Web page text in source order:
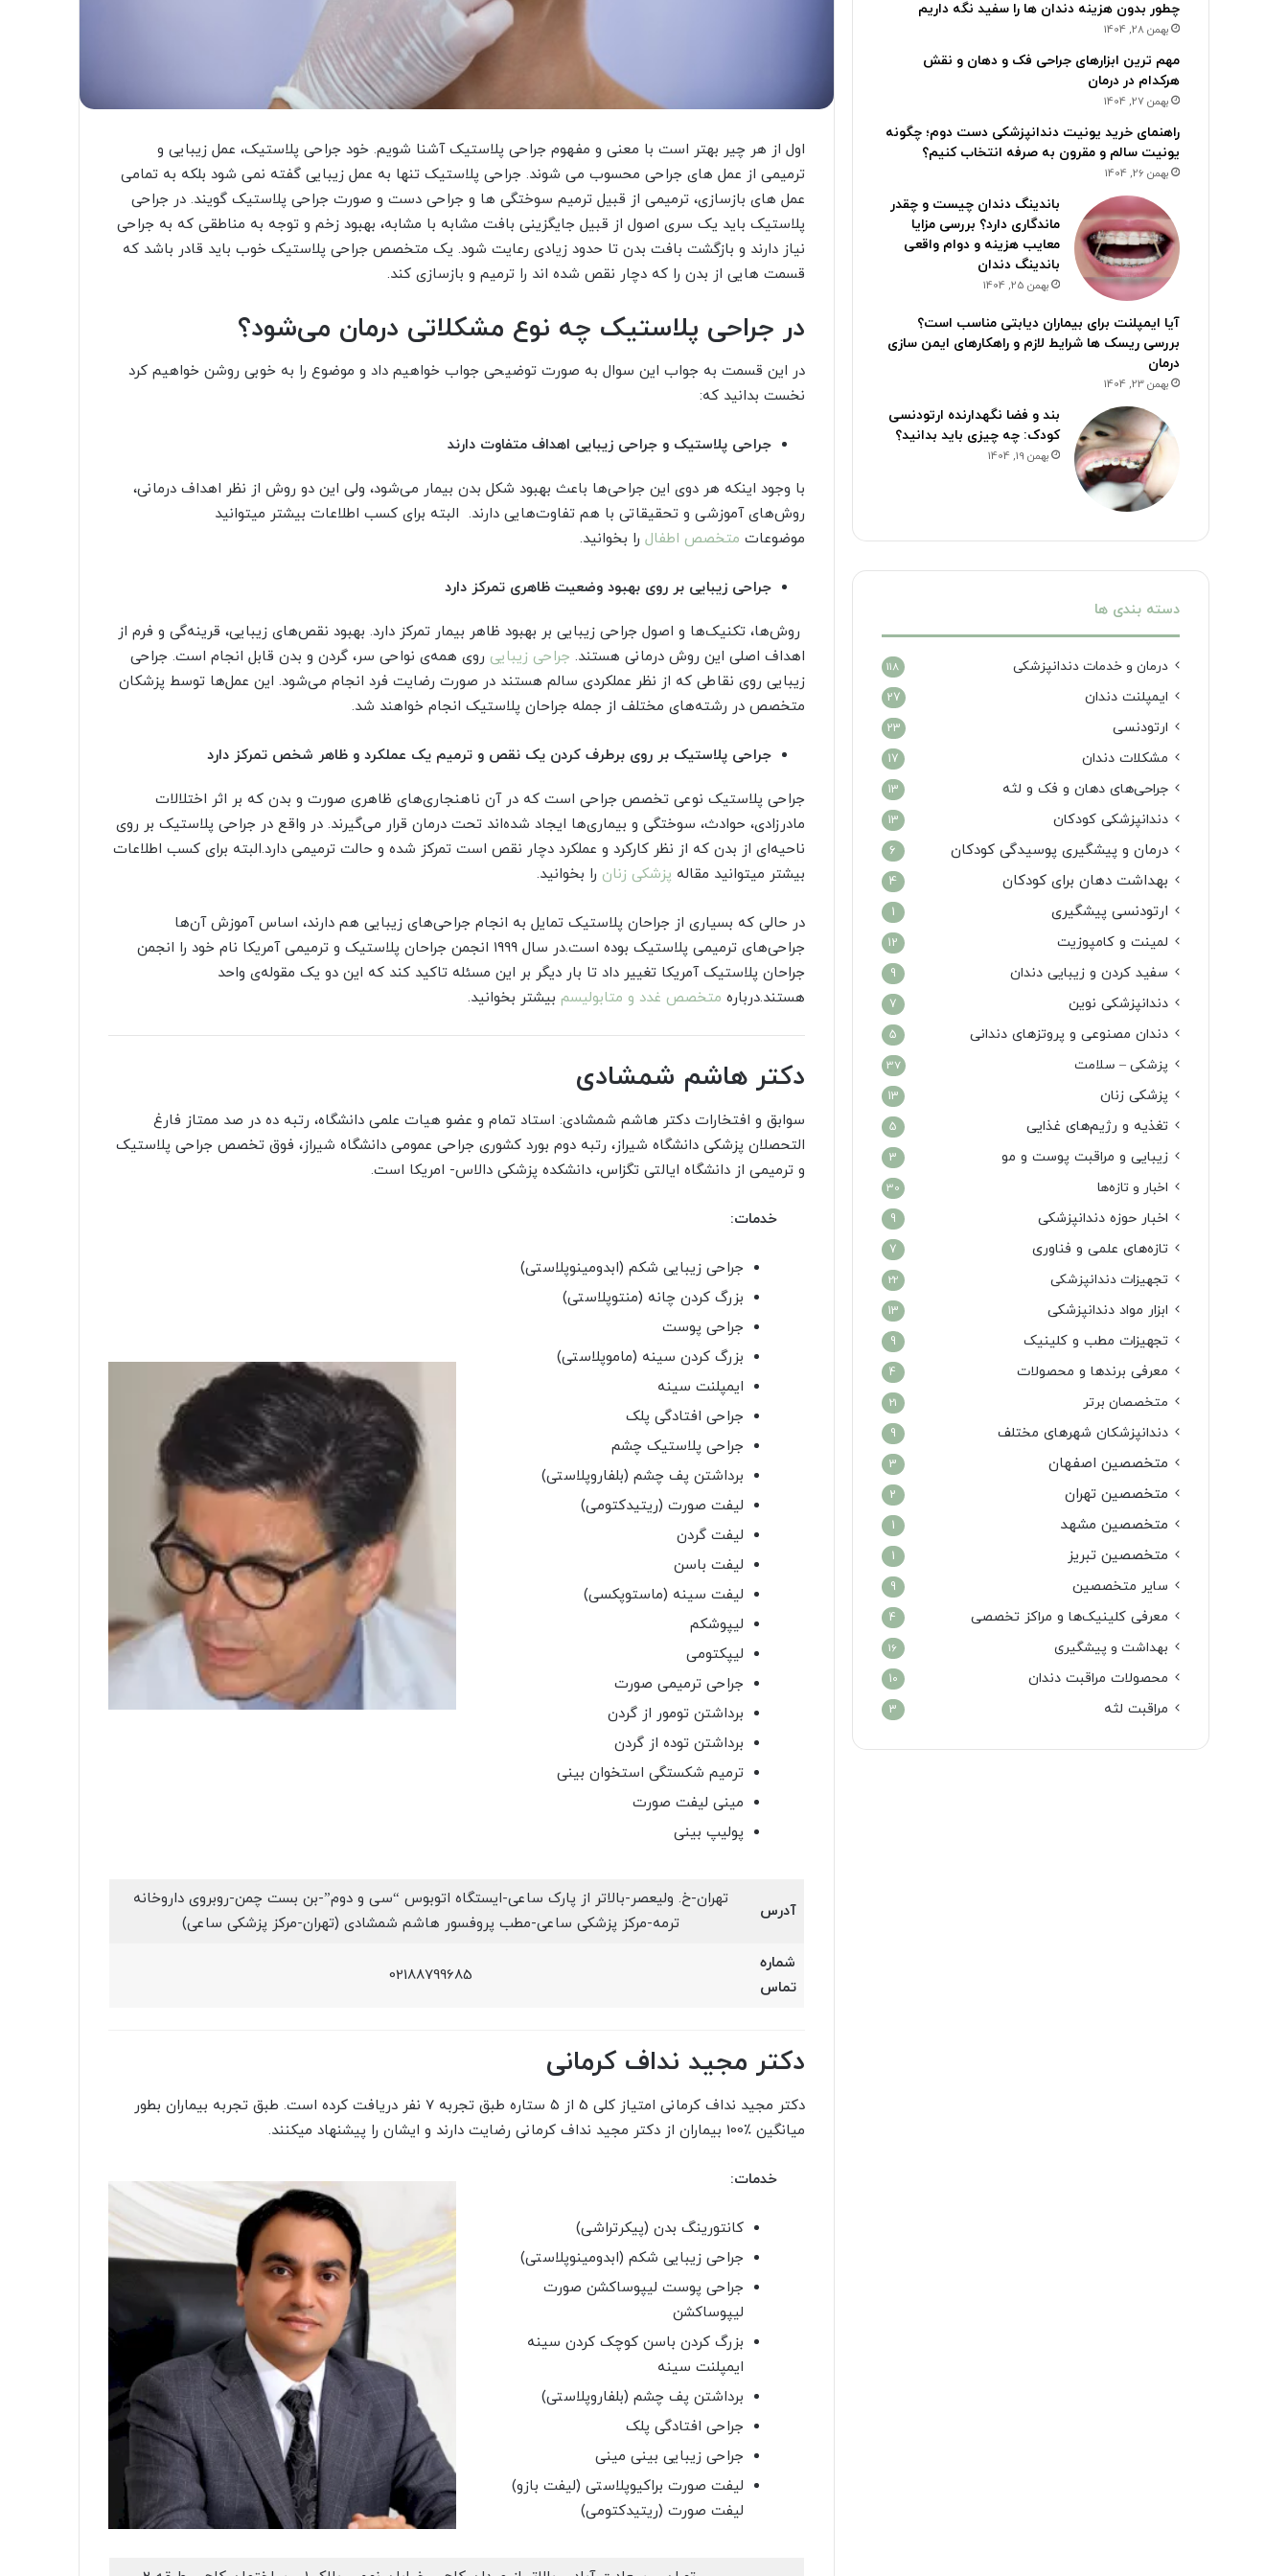
اول از هر چیر بهتر است با معنی و مفهوم جراحی پلاستیک آشنا شویم. خود جراحی پلاستیک، عمل زیبایی و
ترمیمی از عمل های جراحی محسوب می شوند. جراحی پلاستیک تنها به عمل زیبایی گفته نمی شود بلکه به تمامی
عمل های بازسازی، ترمیمی از قبیل ترمیم سوختگی ها و جراحی دست و صورت جراحی پلاستیک گویند. در جراحی
پلاستیک باید یک سری اصول از قبیل جایگزینی بافت مشابه با مشابه، بهبود زخم و توجه به مناطقی که به جراحی
نیاز دارند و بازگشت بافت بدن تا حدود زیادی رعایت شود. یک متخصص جراحی پلاستیک خوب باید قادر باشد که
قسمت هایی از بدن را که دچار نقص شده اند را ترمیم و بازسازی کند.
در جراحی پلاستیک چه نوع مشکلاتی درمان می‌شود؟
در این قسمت به جواب این سوال به صورت توضیحی جواب خواهیم داد و موضوع را به خوبی روشن خواهیم کرد
نخست بدانید که:
جراحی پلاستیک و جراحی زیبایی اهداف متفاوت دارند
با وجود اینکه هر دوی این جراحی‌ها باعث بهبود شکل بدن بیمار می‌شود، ولی این دو روش از نظر اهداف درمانی،
روش‌های آموزشی و تحقیقاتی با هم تفاوت‌هایی دارند. البته برای کسب اطلاعات بیشتر میتوانید
موضوعات متخصص اطفال را بخوانید.
جراحی زیبایی بر روی بهبود وضعیت ظاهری تمرکز دارد
روش‌ها، تکنیک‌ها و اصول جراحی زیبایی بر بهبود ظاهر بیمار تمرکز دارد. بهبود نقص‌های زیبایی، قرینه‌گی و فرم از
اهداف اصلی این روش درمانی هستند. جراحی زیبایی روی همه‌ی نواحی سر، گردن و بدن قابل انجام است. جراحی
زیبایی روی نقاطی که از نظر عملکردی سالم هستند در صورت رضایت فرد انجام می‌شود‌. این عمل‌ها توسط پزشکان
متخصص در رشته‌های مختلف از جمله جراحان پلاستیک انجام خواهند شد.
جراحی پلاستیک بر روی برطرف کردن یک نقص و ترمیم یک عملکرد و ظاهر شخص تمرکز دارد
جراحی پلاستیک نوعی تخصص جراحی است که در آن ناهنجاری‌های ظاهری صورت و بدن که بر اثر اختلالات
مادرزادی، حوادث، سوختگی و بیماری‌ها ایجاد شده‌اند تحت درمان قرار می‌گیرند. در واقع در جراحی پلاستیک بر روی
ناحیه‌ای از بدن که از نظر کارکرد و عملکرد دچار نقص است تمرکز شده و حالت ترمیمی دارد.البته برای کسب اطلاعات
بیشتر میتوانید مقاله پزشکی زنان را بخوانید.
در حالی که بسیاری از جراحان پلاستیک تمایل به انجام جراحی‌های زیبایی هم دارند، اساس آموزش آن‌ها
جراحی‌های ترمیمی پلاستیک بوده است.در سال ۱۹۹۹ انجمن جراحان پلاستیک و ترمیمی آمریکا نام خود را انجمن
جراحان پلاستیک آمریکا تغییر داد تا بار دیگر بر این مسئله تاکید کند که این دو یک مقوله‌ی واحد
هستند.درباره متخصص غدد و متابولیسم بیشتر بخوانید.
دکتر هاشم شمشادی
سوابق و افتخارات دکتر هاشم شمشادی: استاد تمام و عضو هیات علمی دانشگاه، رتبه ده در صد ممتاز فارغ
التحصلان پزشکی دانشگاه شیراز، رتبه دوم بورد کشوری جراحی عمومی دانشگاه شیراز، فوق تخصص جراحی پلاستیک
و ترمیمی از دانشگاه ایالتی تگزاس، دانشکده پزشکی دالاس- امریکا است.
خدمات:
جراحی زیبایی شکم (ابدومینوپلاستی)
بزرگ کردن چانه (منتوپلاستی)
جراحی پوست
بزرگ کردن سینه (ماموپلاستی)
ایمپلنت سینه
جراحی افتادگی پلک
جراحی پلاستیک چشم
برداشتن پف چشم (بلفاروپلاستی)
لیفت صورت (ریتیدکتومی)
لیفت گردن
لیفت باسن
لیفت سینه (ماستوپکسی)
لیپوشکم
لیپکتومی
جراحی ترمیمی صورت
برداشتن تومور از گردن
برداشتن توده از گردن
ترمیم شکستگی استخوان بینی
مینی لیفت صورت
پولیپ بینی
آدرس
تهران-خ. ولیعصر-بالاتر از پارک ساعی-ایستگاه اتوبوس “سی و دوم”-بن بست چمن-روبروی داروخانه
ترمه-مرکز پزشکی ساعی-مطب پروفسور هاشم شمشادی (تهران-مرکز پزشکی ساعی)
شماره
تماس
‎02188799685
دکتر مجید نداف کرمانی
دکتر مجید نداف کرمانی امتیاز کلی 5 از ۵ ستاره طبق تجربه 7 نفر دریافت کرده است. طبق تجربه بیماران بطور
میانگین ٪100 بیماران از دکتر مجید نداف کرمانی رضایت دارند و ایشان را پیشنهاد میکنند.
خدمات:
کانتورینگ بدن (پیکرتراشی)
جراحی زیبایی شکم (ابدومینوپلاستی)
جراحی پوست لیپوساکشن صورت
لیپوساکشن
بزرگ کردن باسن کوچک کردن سینه
ایمپلنت سینه
برداشتن پف چشم (بلفاروپلاستی)
جراحی افتادگی پلک
جراحی زیبایی بینی مینی
لیفت صورت براکیوپلاستی (لیفت بازو)
لیفت صورت (ریتیدکتومی)
چطور بدون هزینه دندان ها را سفید نگه داریم
بهمن 28, 1404
مهم ترین ابزارهای جراحی فک و دهان و نقش
هرکدام در درمان
بهمن 27, 1404
راهنمای خرید یونیت دندانپزشکی دست دوم؛ چگونه
یونیت سالم و مقرون به صرفه انتخاب کنیم؟
بهمن 26, 1404
باندینگ دندان چیست و چقدر
ماندگاری دارد؟ بررسی مزایا
معایب هزینه و دوام واقعی
باندینگ دندان
بهمن 25, 1404
آیا ایمپلنت برای بیماران دیابتی مناسب است؟
بررسی ریسک ها شرایط لازم و راهکارهای ایمن سازی
درمان
بهمن 23, 1404
بند و فضا نگهدارنده ارتودنسی
کودک: چه چیزی باید بدانید؟
بهمن 19, 1404
دسته بندی ها
درمان‌ و خدمات دندانپزشکی 118
ایمپلنت دندان 27
ارتودنسی 23
مشکلات دندان 17
جراحی‌های دهان و فک و لثه 13
دندانپزشکی کودکان 13
درمان و پیشگیری پوسیدگی کودکان 6
بهداشت دهان برای کودکان 4
ارتودنسی پیشگیری 1
لمینت و کامپوزیت 12
سفید کردن و زیبایی دندان 9
دندانپزشکی نوین 7
دندان مصنوعی و پروتزهای دندانی 5
پزشکی – سلامت 37
پزشکی زنان 13
تغذیه و رژیم‌های غذایی 5
زیبایی و مراقبت پوست و مو 3
اخبار و تازه‌ها 30
اخبار حوزه دندانپزشکی 9
تازه‌های علمی و فناوری 7
تجهیزات دندانپزشکی 22
ابزار مواد دندانپزشکی 13
تجهیزات مطب و کلینیک 9
معرفی برندها و محصولات 4
متخصصان برتر 21
دندانپزشکان شهرهای مختلف 9
متخصصین اصفهان 3
متخصصین تهران 2
متخصصین مشهد 1
متخصصین تبریز 1
سایر متخصصین 9
معرفی کلینیک‌ها و مراکز تخصصی 4
بهداشت و پیشگیری 16
محصولات مراقبت دندان 10
مراقبت لثه 3